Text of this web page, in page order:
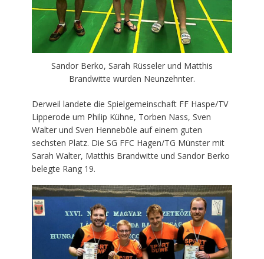
Sandor Berko, Sarah Rüsseler und Matthis
Brandwitte wurden Neunzehnter.
Derweil landete die Spielgemeinschaft FF Haspe/TV
Lipperode um Philip Kühne, Torben Nass, Sven
Walter und Sven Henneböle auf einem guten
sechsten Platz. Die SG FFC Hagen/TG Münster mit
Sarah Walter, Matthis Brandwitte und Sandor Berko
belegte Rang 19.